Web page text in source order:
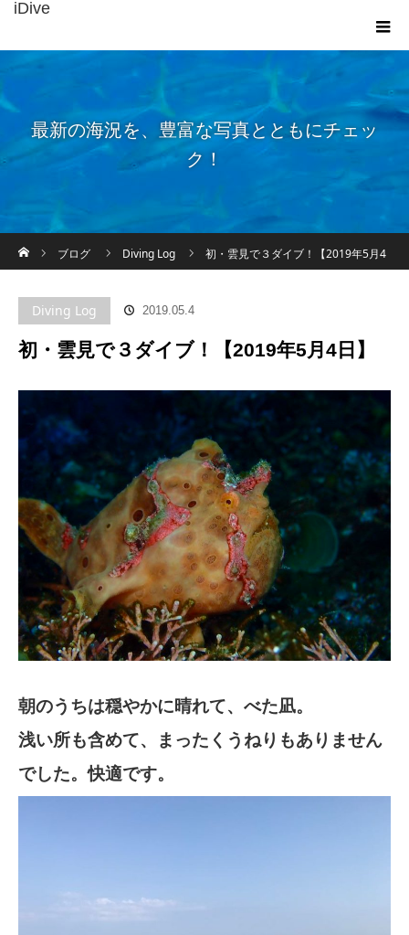
iDive
最新の海況を、豊富な写真とともにチェッ
ク！
ブログ
Diving Log 初・雲見で３ダイブ！【2019年5月4
Diving Log 2019.05.4
初・雲見で３ダイブ！【2019年5月4日】
朝のうちは穏やかに晴れて、べた凪。
浅い所も含めて、まったくうねりもありません
でした。快適です。